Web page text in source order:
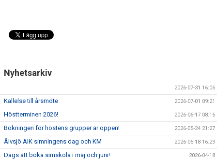
Nyhetsarkiv
2026-07-31 16:06
Kallelse till årsmöte 2026-07-01 09:21
Höstterminen 2026! 2026-06-17 08:16
Bokningen för höstens grupper är öppen! 2026-05-24 21:27
Älvsjö AIK simningens dag och KM 2026-05-18 16:29
Dags att boka simskola i maj och juni! 2026-04-18